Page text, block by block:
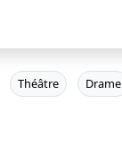
Théâtre Drame